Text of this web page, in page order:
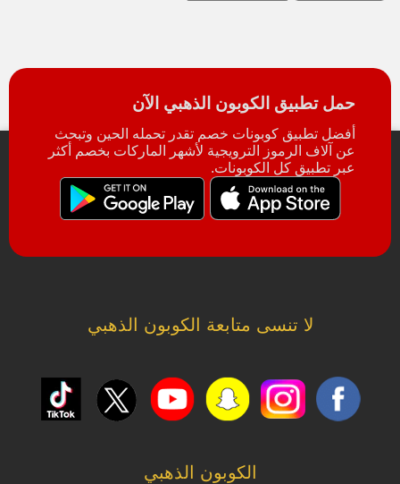
حمل تطبيق الكوبون الذهبي الآن
أفضل تطبيق كوبونات خصم تقدر تحمله الحين وتبحث
عن آلاف الرموز الترويجية لأشهر الماركات بخصم أكثر
عبر تطبيق كل الكوبونات.
لا تنسى متابعة الكوبون الذهبي
الكوبون الذهبي